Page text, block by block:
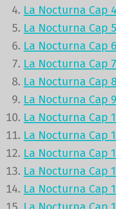
La Nocturna Cap
La Nocturna Cap
La Nocturna Cap
La Nocturna Cap
La Nocturna Cap
La Nocturna Cap
La Nocturna Cap
La Nocturna Cap
La Nocturna Cap
La Nocturna Cap
La Nocturna Cap